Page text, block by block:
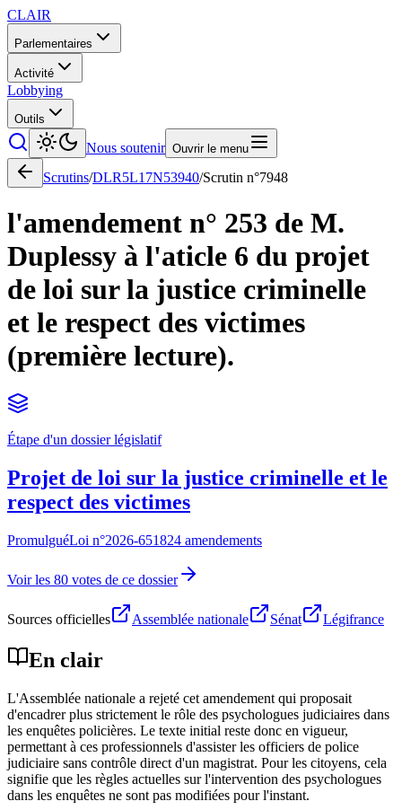
CLAIR
Parlementaires
Activité
Lobbying
Outils
Nous soutenir Ouvrir le menu
Scrutins/DLR5L17N53940/Scrutin n°7948
l'amendement n° 253 de M.
Duplessy à l'aticle 6 du projet
de loi sur la justice criminelle
et le respect des victimes
(première lecture).
Étape d'un dossier législatif
Projet de loi sur la justice criminelle et le
respect des victimes
PromulguéLoi n°2026-651824 amendements
Voir les 80 votes de ce dossier
Sources officielles Assemblée nationale Sénat Légifrance
En clair
L'Assemblée nationale a rejeté cet amendement qui proposait
d'encadrer plus strictement le rôle des psychologues judiciaires dans
les enquêtes policières. Le texte initial reste donc en vigueur,
permettant à ces professionnels d'assister les officiers de police
judiciaire sans contrôle direct d'un magistrat. Pour les citoyens, cela
signifie que les règles actuelles sur l'intervention des psychologues
dans les enquêtes ne sont pas modifiées pour l'instant.